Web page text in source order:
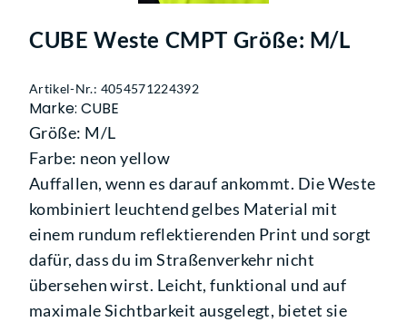
CUBE Weste CMPT Größe: M/L
Artikel-Nr.: 4054571224392
Marke: CUBE
Größe: M/L
Farbe: neon yellow
Auffallen, wenn es darauf ankommt. Die Weste
kombiniert leuchtend gelbes Material mit
einem rundum reflektierenden Print und sorgt
dafür, dass du im Straßenverkehr nicht
übersehen wirst. Leicht, funktional und auf
maximale Sichtbarkeit ausgelegt, bietet sie